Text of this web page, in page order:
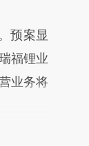
预案显
福锂业
业务将